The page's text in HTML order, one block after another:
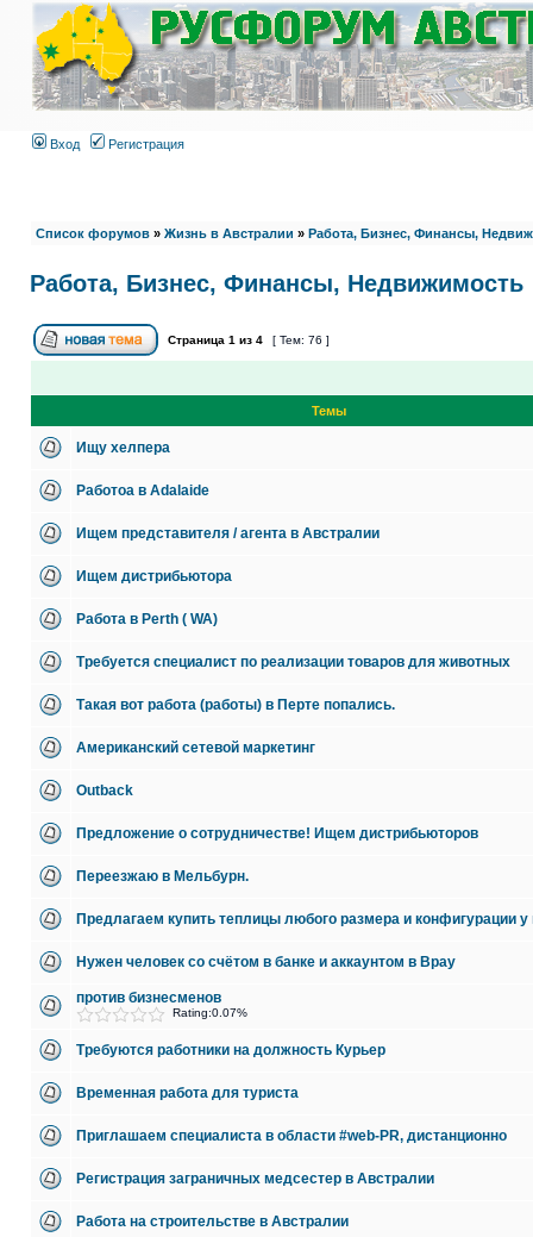
Вход Регистрация
Список форумов » Жизнь в Австралии » Работа, Бизнес, Финансы,
Работа, Бизнес, Финансы, Недвижимость
Страница 1 из 4 [ Тем: 76 ]
Темы
Ищу хелпера
Pаботоa в Adalaide
Ищем представителя / агента в Австралии
Ищем дистрибьютора
Работа в Perth ( WA)
Требуется специалист по реализации товаров для животных
Такая вот работа (работы) в Перте попались.
Американский сетевой маркетинг
Outback
Предложение о сотрудничестве! Ищем дистрибьюторов
Переезжаю в Мельбурн.
Предлагаем купить теплицы любого размера и конфигурации у
Нужен человек со счётом в банке и аккаунтом в Bpay
против бизнесменов
Rating:0.07%
Требуются работники на должность Курьер
Временная работа для туриста
Приглашаем специалиста в области #web-PR, дистанционно
Регистрация заграничных медсестер в Австралии
Работа на строительстве в Австралии